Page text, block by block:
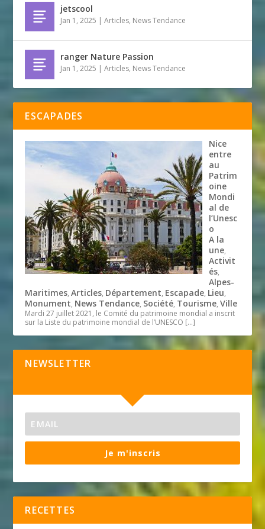
jetscool
Jan 1, 2025 |Articles, News Tendance
ranger Nature Passion
Jan 1, 2025 |Articles, News Tendance
ESCAPADES
Nice
entre
au
Patrim
oine
Mondi
al de
l’Unesc
o
A la
une,
Activit
és,
Alpes-
Maritimes,Articles, Département, Escapade, Lieu,
Monument, News Tendance, Société, Tourisme,Ville
Mardi 27 juillet 2021, le Comité du patrimoine mondial a inscrit
sur la Liste du patrimoine mondial de l’UNESCO […]
NEWSLETTER
Je m'inscris
RECETTES